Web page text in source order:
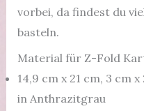
vorbei, da findest du
basteln.
Material für Z-Fold
14,9 cm x 21 cm, 3 cm
in Anthrazitgrau